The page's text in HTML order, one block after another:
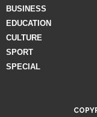
BUSINESS
EDUCATION
CULTURE
SPORT
SPECIAL